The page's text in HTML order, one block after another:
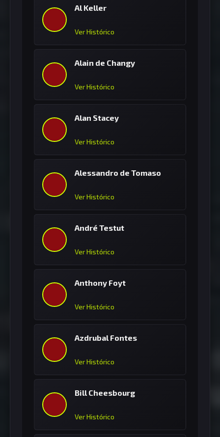
Al Keller
Ver Histórico
Alain de Changy
Ver Histórico
Alan Stacey
Ver Histórico
Alessandro de Tomaso
Ver Histórico
André Testut
Ver Histórico
Anthony Foyt
Ver Histórico
Azdrubal Fontes
Ver Histórico
Bill Cheesbourg
Ver Histórico